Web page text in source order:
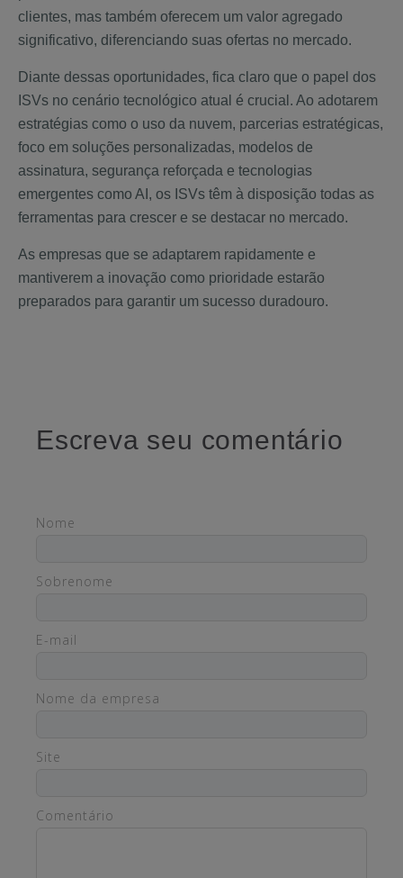
clientes, mas também oferecem um valor agregado
significativo, diferenciando suas ofertas no mercado.
Diante dessas oportunidades, fica claro que o papel dos
ISVs no cenário tecnológico atual é crucial. Ao adotarem
estratégias como o uso da nuvem, parcerias estratégicas,
foco em soluções personalizadas, modelos de
assinatura, segurança reforçada e tecnologias
emergentes como AI, os ISVs têm à disposição todas as
ferramentas para crescer e se destacar no mercado.
As empresas que se adaptarem rapidamente e
mantiverem a inovação como prioridade estarão
preparados para garantir um sucesso duradouro.
Escreva seu comentário
Nome
Sobrenome
E-mail
Nome da empresa
Site
Comentário